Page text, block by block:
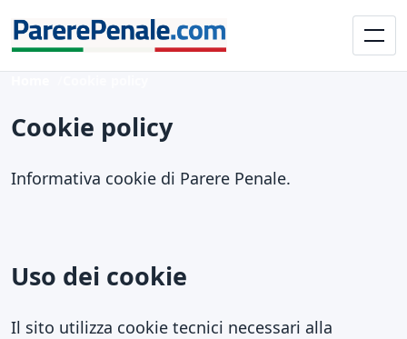
Cookie policy
Informativa cookie di Parere Penale.
Uso dei cookie
Il sito utilizza cookie tecnici necessari alla